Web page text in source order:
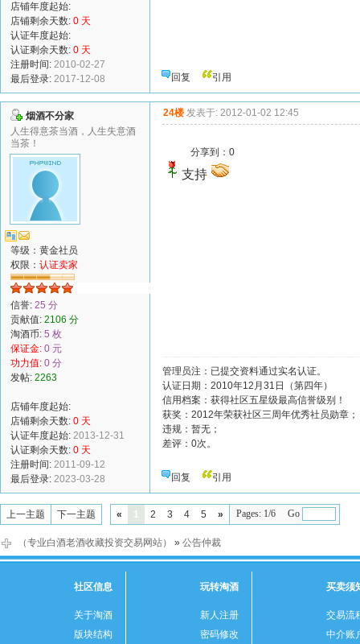
店铺年度起始:
店铺剩余天数: 0 天
认证年度起始:
认证剩余天数: 0 天
注册时间: 2010-02-27
最后登录: 2017-12-08 回复 引用
烟酒不分家
人生得意茶当酒，人生失意酒
当茶！
等级：黄金社员
权限： 认证卖家
信誉: 25 分
贡献值: 2106 分
淘酒币: 5 枚
保证金: 0 元
功力值: 0 分
发帖: 2263
店铺年度起始:
店铺剩余天数: 0 天
认证年度起始: 2013-12-31
认证剩余天数: 0 天
注册时间: 2011-09-12
最后登录: 2023-03-28
24楼 发表于: 2012-01-02 12:45
分享到： 0
支持
管理员注：已提交资料通过实名认证。
认证日期：2010年12月31日（第四年）
信用档案：获得社区五星级最高信誉级别！
获奖：2012年荣获社区三周年优秀社员勋章；
违规：暂无；
差评：0次。
回复 引用
上一主题 下一主题 « 1 2 3 4 5 » Pages: 1/6 Go
（专业白酒老酒收藏投资交易网站） » 公告仲裁
社区信息
关于淘酒
版块结构
玩转淘酒
新人注册
密码修改
买卖须
交易流
中介账